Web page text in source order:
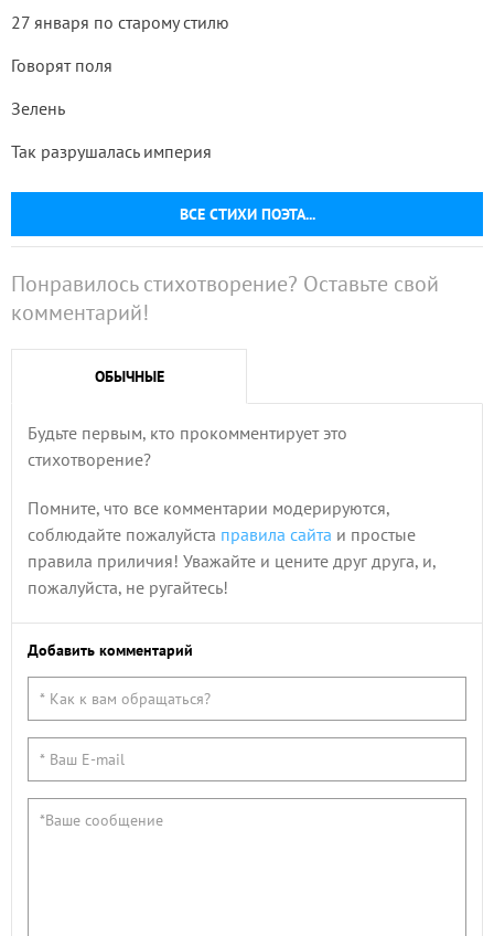
ВСЕ СТИХИ ПОЭТА...
27 января по старому стилю
Говорят поля
Зелень
Так разрушалась империя
Понравилось стихотворение? Оставьте свой
комментарий!
ОБЫЧНЫЕ
Будьте первым, кто прокомментирует это
стихотворение?
Помните, что все комментарии модерируются,
соблюдайте пожалуйста правила сайта и простые
правила приличия! Уважайте и цените друг друга, и,
пожалуйста, не ругайтесь!
Добавить комментарий